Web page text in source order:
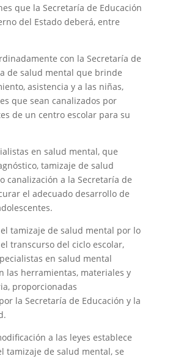
que la Secretaría de Educación
del Estado deberá, entre
con la Secretaría de
de salud mental que brinde
asistencia y a las niñas,
que sean canalizados por
de un centro escolar para su
en salud mental, que
tamizaje de salud
canalización a la Secretaría de
el adecuado desarrollo de
tamizaje de salud mental por lo
transcurso del ciclo escolar,
en salud mental
las herramientas, materiales y
proporcionadas
la Secretaría de Educación y la
a las leyes establece
tamizaje de salud mental, se